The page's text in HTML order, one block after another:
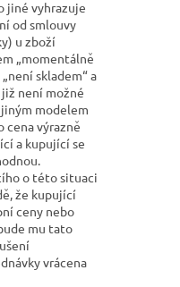
jiné vyhrazuje
od smlouvy
u zboží
„momentálně
skladem“ a
není možné
modelem
cena výrazně
a kupující se
o této situaci
že kupující
ceny nebo
mu tato
vrácena